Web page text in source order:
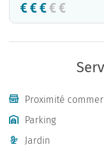
Proximité
Parking
Jardin